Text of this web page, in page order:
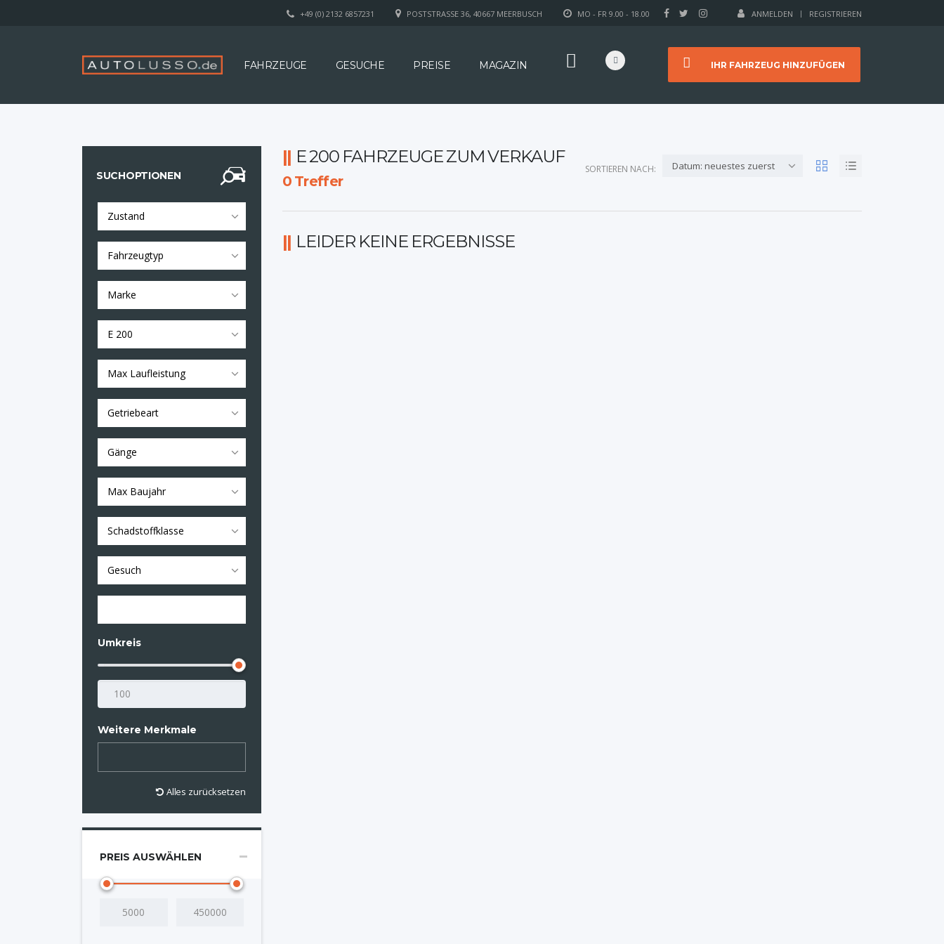
ANMELDEN REGISTRIEREN
MO - FR 9.00 - 18.00
POSTSTRASSE 36, 40667 MEERBUSCH
+49 (0) 2132 6857231
IHR FAHRZEUG HINZUFÜGEN
FAHRZEUGE GESUCHE PREISE MAGAZIN
SUCHOPTIONEN
Zustand
Fahrzeugtyp
Marke
E 200
Max Laufleistung
Getriebeart
Gänge
Max Baujahr
Schadstoffklasse
Gesuch
Umkreis
Weitere Merkmale
Alles zurücksetzen
PREIS AUSWÄHLEN
E 200 FAHRZEUGE ZUM VERKAUF
0Treffer
SORTIEREN NACH: Datum: neuestes zuerst
LEIDER KEINE ERGEBNISSE